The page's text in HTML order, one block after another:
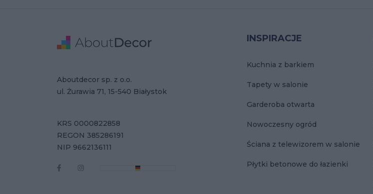
INSPIRACJE
Kuchnia z barkiem
Tapety w salonie
Garderoba otwarta
Nowoczesny ogród
Ściana z telewizorem w salonie
Płytki betonowe do łazienki
Adres
Aboutdecor sp. z o.o.
ul. Żurawia 71, 15-540 Białystok
Dane Firmy
KRS 0000822858
REGON 385286191
NIP 9662136111